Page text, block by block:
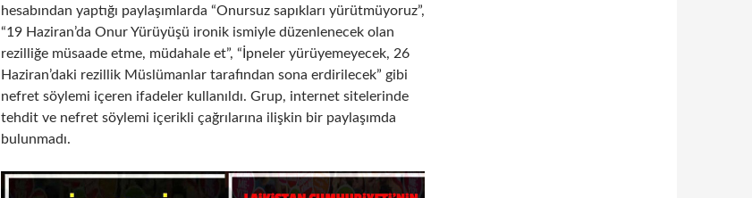
hesabından yaptığı paylaşımlarda “Onursuz sapıkları yürütmüyoruz”,
“19 Haziran’da Onur Yürüyüşü ironik ismiyle düzenlenecek olan
rezilliğe müsaade etme, müdahale et”, “İpneler yürüyemeyecek, 26
Haziran’daki rezillik Müslümanlar tarafından sona erdirilecek” gibi
nefret söylemi içeren ifadeler kullanıldı. Grup, internet sitelerinde
tehdit ve nefret söylemi içerikli çağrılarına ilişkin bir paylaşımda
bulunmadı.